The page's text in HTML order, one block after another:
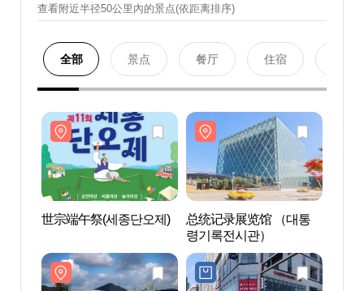
查看附近半径50公里內的景点(依距离排序)
全部 景点 餐厅 住宿
世宗端午祭(세종단오제)
总统记录展览馆 （대통
령기록전시관）